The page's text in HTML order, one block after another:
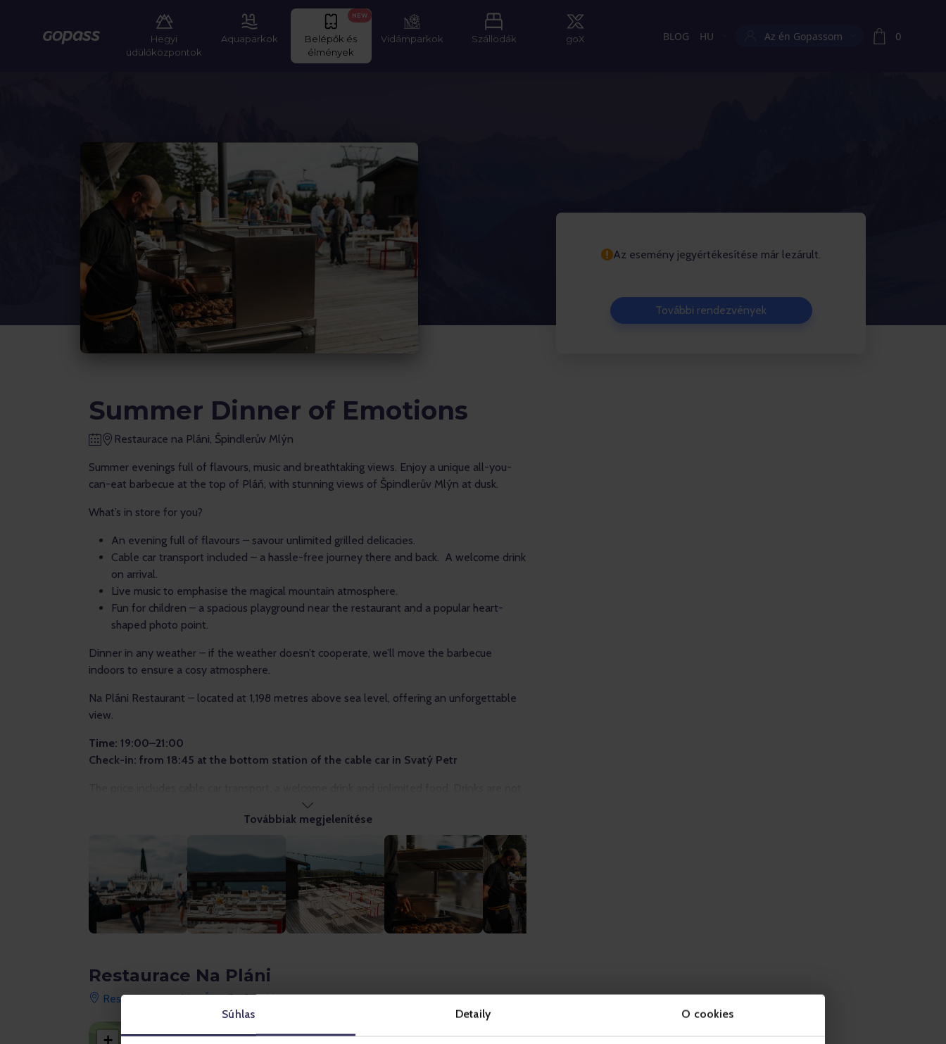
Súhlas Detaily O cookies
Gopass
Hegyi
üdülőközpontok
Aquaparkok
Belépők és
élmények
NEW
Vidámparkok Szállodák goX BLOG Aktuális nyelv:
HU Az én Gopassom 0
Summer Dinner of Emotions
Restaurace na Pláni, Špindlerův Mlýn
Summer evenings full of flavours, music and breathtaking views. Enjoy a unique all-you-
can-eat barbecue at the top of Pláň, with stunning views of Špindlerův Mlýn at dusk.
What’s in store for you?
An evening full of flavours – savour unlimited grilled delicacies.
Cable car transport included – a hassle-free journey there and back. A welcome drink
on arrival.
Live music to emphasise the magical mountain atmosphere.
Fun for children – a spacious playground near the restaurant and a popular heart-
shaped photo point.
Dinner in any weather – if the weather doesn’t cooperate, we’ll move the barbecue
indoors to ensure a cosy atmosphere.
Na Pláni Restaurant – located at 1,198 metres above sea level, offering an unforgettable
view.
Time: 19:00–21:00
Check-in: from 18:45 at the bottom station of the cable car in Svatý Petr
included. Children up to 6 years – free of charge.
Terms and Conditions
Továbbiak megjelenítése
Restaurace Na Pláni
Restaurace na Pláni, Špindlerův Mlýn
+
Az esemény jegyértékesítése már lezárult.
További rendezvények